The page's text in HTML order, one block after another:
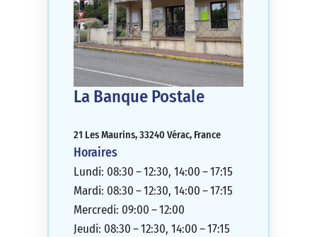
La Banque Postale
21 Les Maurins, 33240 Vérac, France
Horaires
Lundi: 08:30 – 12:30, 14:00 – 17:15
Mardi: 08:30 – 12:30, 14:00 – 17:15
Mercredi: 09:00 – 12:00
Jeudi: 08:30 – 12:30, 14:00 – 17:15